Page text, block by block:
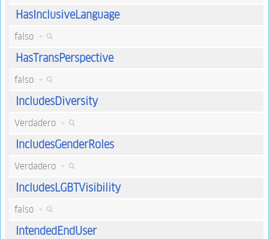
HasInclusiveLanguage
falso +
HasTransPerspective
falso +
IncludesDiversity
Verdadero +
IncludesGenderRoles
Verdadero +
IncludesLGBTVisibility
falso +
IntendedEndUser